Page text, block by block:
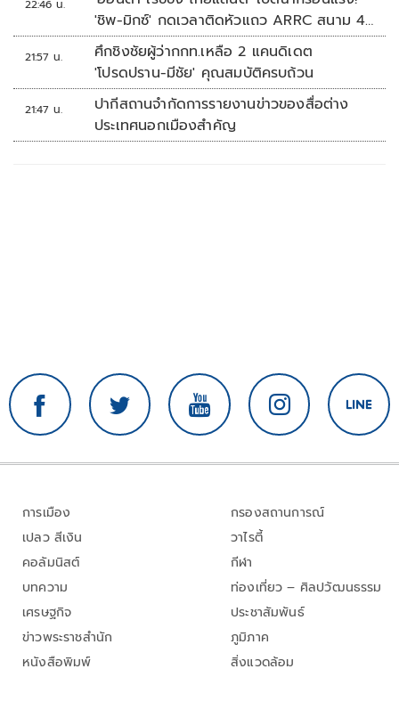
22:46 น.
'ชิพ-มิกซ์' กดเวลาติดหัวแถว ARRC สนาม 4
ที่มัลดาลิกา
21:57 น.
ศึกชิงชัยผู้ว่ากกท.เหลือ 2 แคนดิเดต
'โปรดปราน-มีชัย' คุณสมบัติครบถ้วน
21:47 น.
ปากีสถานจำกัดการรายงานข่าวของสื่อต่าง
ประเทศนอกเมืองสำคัญ
การเมือง
เปลว สีเงิน
คอลัมนิสต์
บทความ
เศรษฐกิจ
ข่าวพระราชสำนัก
หนังสือพิมพ์
กรองสถานการณ์
วาไรตี้
กีฬา
ท่องเที่ยว – ศิลปวัฒนธรรม
ประชาสัมพันธ์
ภูมิภาค
สิ่งแวดล้อม